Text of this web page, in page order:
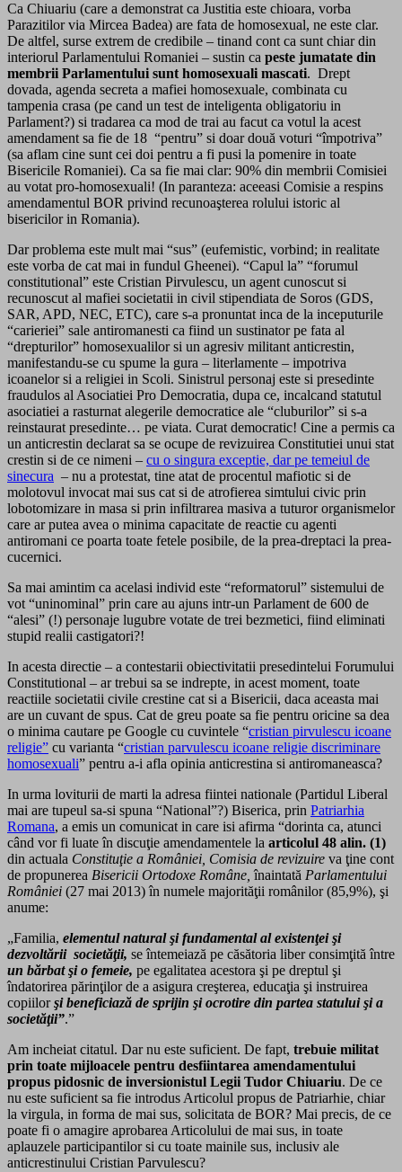
Ca Chiuariu (care a demonstrat ca Justitia este chioara, vorba
Parazitilor via Mircea Badea) are fata de homosexual, ne este clar.
De altfel, surse extrem de credibile – tinand cont ca sunt chiar din
interiorul Parlamentului Romaniei – sustin ca peste jumatate din
membrii Parlamentului sunt homosexuali mascati. Drept
dovada, agenda secreta a mafiei homosexuale, combinata cu
tampenia crasa (pe cand un test de inteligenta obligatoriu in
Parlament?) si tradarea ca mod de trai au facut ca votul la acest
amendament sa fie de 18 “pentru” si doar două voturi “împotriva”
(sa aflam cine sunt cei doi pentru a fi pusi la pomenire in toate
Bisericile Romaniei). Ca sa fie mai clar: 90% din membrii Comisiei
au votat pro-homosexuali! (In paranteza: aceeasi Comisie a respins
amendamentul BOR privind recunoaşterea rolului istoric al
bisericilor in Romania).
Dar problema este mult mai “sus” (eufemistic, vorbind; in realitate
este vorba de cat mai in fundul Gheenei). “Capul la” “forumul
constitutional” este Cristian Pirvulescu, un agent cunoscut si
recunoscut al mafiei societatii in civil stipendiata de Soros (GDS,
SAR, APD, NEC, ETC), care s-a pronuntat inca de la inceputurile
“carieriei” sale antiromanesti ca fiind un sustinator pe fata al
“drepturilor” homosexualilor si un agresiv militant anticrestin,
manifestandu-se cu spume la gura – literlamente – impotriva
icoanelor si a religiei in Scoli. Sinistrul personaj este si presedinte
fraudulos al Asociatiei Pro Democratia, dupa ce, incalcand statutul
asociatiei a rasturnat alegerile democratice ale “cluburilor” si s-a
reinstaurat presedinte… pe viata. Curat democratic! Cine a permis ca
un anticrestin declarat sa se ocupe de revizuirea Constitutiei unui stat
crestin si de ce nimeni – cu o singura exceptie, dar pe temeiul de
sinecura – nu a protestat, tine atat de procentul mafiotic si de
molotovul invocat mai sus cat si de atrofierea simtului civic prin
lobotomizare in masa si prin infiltrarea masiva a tuturor organismelor
care ar putea avea o minima capacitate de reactie cu agenti
antiromani ce poarta toate fetele posibile, de la prea-dreptaci la prea-
cucernici.
Sa mai amintim ca acelasi individ este “reformatorul” sistemului de
vot “uninominal” prin care au ajuns intr-un Parlament de 600 de
“alesi” (!) personaje lugubre votate de trei bezmetici, fiind eliminati
stupid realii castigatori?!
In acesta directie – a contestarii obiectivitatii presedintelui Forumului
Constitutional – ar trebui sa se indrepte, in acest moment, toate
reactiile societatii civile crestine cat si a Bisericii, daca aceasta mai
are un cuvant de spus. Cat de greu poate sa fie pentru oricine sa dea
o minima cautare pe Google cu cuvintele “cristian pirvulescu icoane
religie” cu varianta “cristian parvulescu icoane religie discriminare
homosexuali” pentru a-i afla opinia anticrestina si antiromaneasca?
In urma loviturii de marti la adresa fiintei nationale (Partidul Liberal
mai are tupeul sa-si spuna “National”?) Biserica, prin Patriarhia
Romana, a emis un comunicat in care isi afirma “dorinta ca, atunci
când vor fi luate în discuţie amendamentele la articolul 48 alin. (1)
din actuala Constituţie a României, Comisia de revizuire va ţine cont
de propunerea Bisericii Ortodoxe Române, înaintată Parlamentului
României (27 mai 2013) în numele majorităţii românilor (85,9%), şi
anume:
„Familia, elementul natural şi fundamental al existenţei şi
dezvoltării societăţii, se întemeiază pe căsătoria liber consimţită între
un bărbat şi o femeie, pe egalitatea acestora şi pe dreptul şi
îndatorirea părinţilor de a asigura creşterea, educaţia şi instruirea
copiilorşi beneficiază de sprijin şi ocrotire din partea statului şi a
societăţii”.”
Am incheiat citatul. Dar nu este suficient. De fapt, trebuie militat
prin toate mijloacele pentru desfiintarea amendamentului
propus pidosnic de inversionistul Legii Tudor Chiuariu. De ce
nu este suficient sa fie introdus Articolul propus de Patriarhie, chiar
la virgula, in forma de mai sus, solicitata de BOR? Mai precis, de ce
poate fi o amagire aprobarea Articolului de mai sus, in toate
aplauzele participantilor si cu toate mainile sus, inclusiv ale
anticrestinului Cristian Parvulescu?